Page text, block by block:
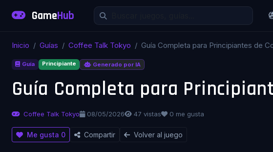
GameHub
Inicio Guías Coffee Talk Tokyo Guía Completa para Principiantes de
Guía Principiante Generado por IA
Coffee Talk Tokyo 08/05/2026 47 vistas 0 me gusta
Me gusta 0 Compartir Volver al juego